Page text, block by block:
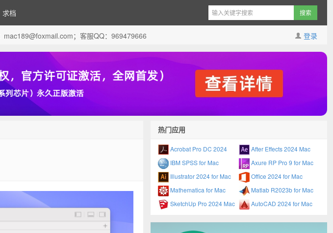
求档
登录
mac189@foxmail.com；客服QQ：969479666
热门应用
Acrobat Pro DC 2024
After Effects 2024 Mac
IBM SPSS for Mac
Axure RP Pro 9 for Mac
Illustrator 2024 for Mac
Office 2024 for Mac
Mathematica for Mac
Matlab R2023b for Mac
SketchUp Pro 2024 Mac
AutoCAD 2024 for Mac